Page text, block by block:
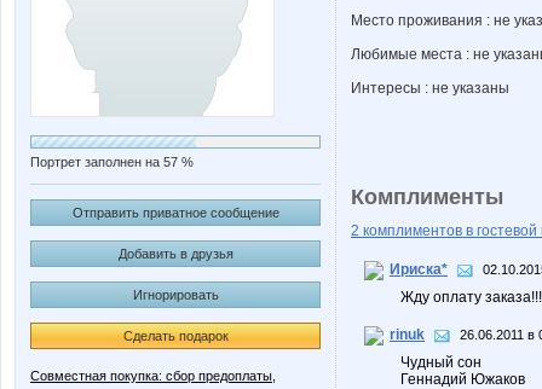
Портрет заполнен на 57 %
Отправить приватное сообщение
Добавить в друзья
Игнорировать
Сделать подарок
Совместная покупка: сбор предоплаты,
Место проживания : не
Любимые места : не
Интересы : не указаны
Комплименты
2 комплиментов в гостевой
Ириска*
Жду оплату
rinuk 26.06.2011 в
Чудный сон
Геннадий Южаков